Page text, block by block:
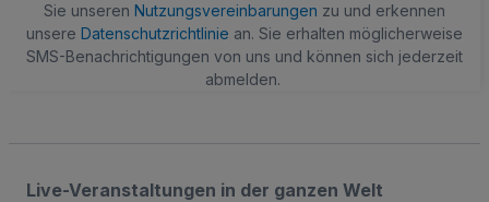
Sie unseren Nutzungsvereinbarungen zu und erkennen
unsere Datenschutzrichtlinie an. Sie erhalten möglicherweise
SMS-Benachrichtigungen von uns und können sich jederzeit
abmelden.
Live-Veranstaltungen in der ganzen Welt